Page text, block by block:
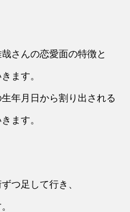
さんの恋愛面の特徴と
ます。
年月日から割り出される
ます。
つ足して行き、